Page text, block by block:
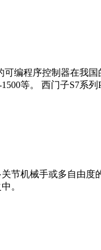
编程序控制器在我
1500等。 西门子S7
节机械手或多自由
。